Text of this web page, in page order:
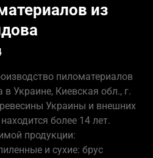
из
пиломатериалов
Украине, Киевская обл., г.
Украины и внешних
более 14 лет.
продукции:
и сухие: брус